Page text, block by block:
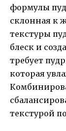
формулы
склонная к
текстуры
блеск и
требует
которая
текстурой